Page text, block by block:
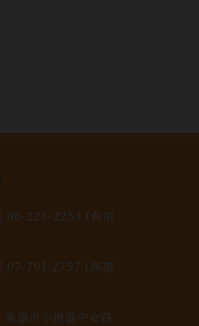
06-223-2253 (台南
07-791-2757 (高雄
高雄市小港區中安路